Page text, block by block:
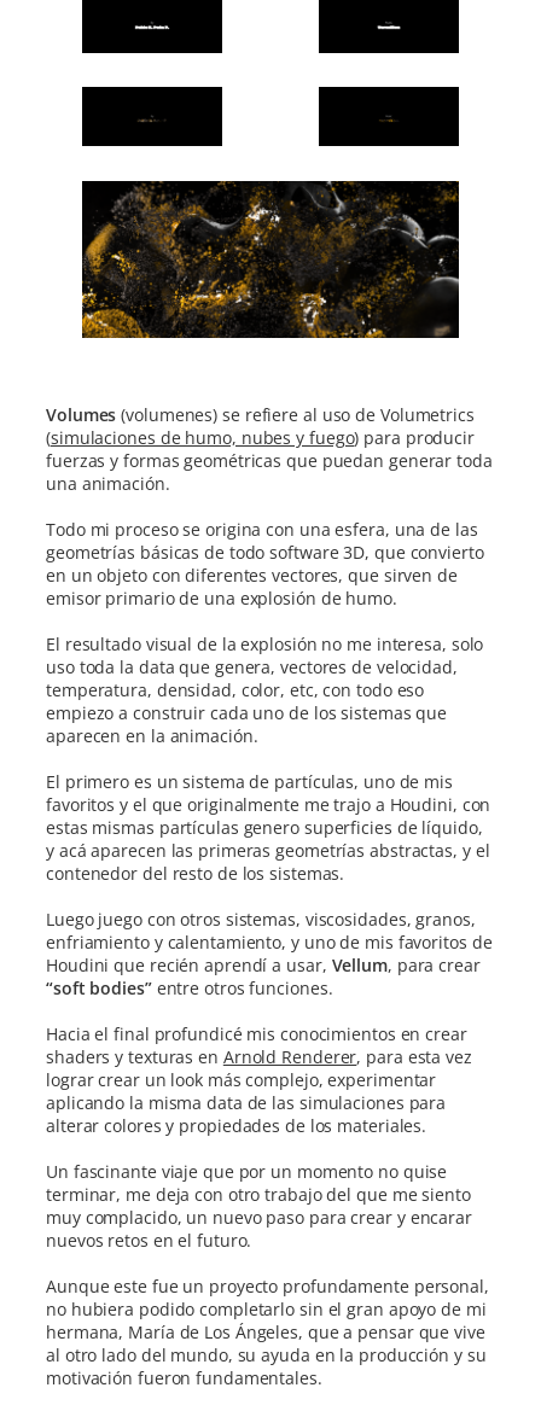
Volumes (volumenes) se refiere al uso de Volumetrics
(simulaciones de humo, nubes y fuego) para producir
fuerzas y formas geométricas que puedan generar toda
una animación.
Todo mi proceso se origina con una esfera, una de las
geometrías básicas de todo software 3D, que convierto
en un objeto con diferentes vectores, que sirven de
emisor primario de una explosión de humo.
El resultado visual de la explosión no me interesa, solo
uso toda la data que genera, vectores de velocidad,
temperatura, densidad, color, etc, con todo eso
empiezo a construir cada uno de los sistemas que
aparecen en la animación.
El primero es un sistema de partículas, uno de mis
favoritos y el que originalmente me trajo a Houdini, con
estas mismas partículas genero superficies de líquido,
y acá aparecen las primeras geometrías abstractas, y el
contenedor del resto de los sistemas.
Luego juego con otros sistemas, viscosidades, granos,
enfriamiento y calentamiento, y uno de mis favoritos de
Houdini que recién aprendí a usar, Vellum, para crear
“soft bodies”entre otros funciones.
Hacia el final profundicé mis conocimientos en crear
shaders y texturas en Arnold Renderer, para esta vez
lograr crear un look más complejo, experimentar
aplicando la misma data de las simulaciones para
alterar colores y propiedades de los materiales.
Un fascinante viaje que por un momento no quise
terminar, me deja con otro trabajo del que me siento
muy complacido, un nuevo paso para crear y encarar
nuevos retos en el futuro.
Aunque este fue un proyecto profundamente personal,
no hubiera podido completarlo sin el gran apoyo de mi
hermana, María de Los Ángeles, que a pensar que vive
al otro lado del mundo, su ayuda en la producción y su
motivación fueron fundamentales.